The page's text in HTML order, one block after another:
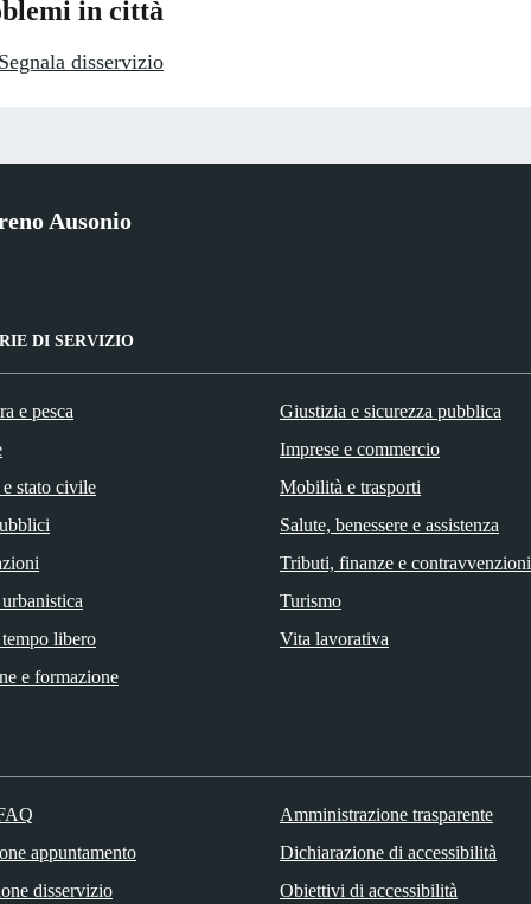
in città
Segnala disservizio
Ausonio
DI SERVIZIO
e pesca
stato civile
libero
e formazione
Giustizia e sicurezza pubblica
Imprese e commercio
Mobilità e trasporti
Salute, benessere e assistenza
Tributi, finanze e contravvenzioni
Turismo
Vita lavorativa
appuntamento
disservizio
Amministrazione trasparente
Dichiarazione di accessibilità
Obiettivi di accessibilità